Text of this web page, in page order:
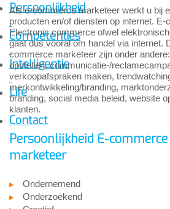
Persoonlijkheid
Competenties
Intelligentie
Life
Contact
Als e-commerce marketeer werkt u bij
producten en/of diensten op internet.
Electronic commerce ofwel
gaat dus vooral om handel via internet.
commerce marketeer zijn onder
opstellen, communicatie-/
verkoopafspraken maken,
merkontwikkeling/branding,
branding, social media beleid, website
klanten.
Persoonlijkheid E-
marketeer
Ondernemend
Onderzoekend